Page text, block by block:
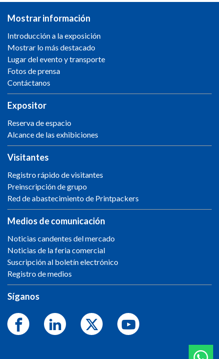
Mostrar información
Introducción a la exposición
Mostrar lo más destacado
Lugar del evento y transporte
Fotos de prensa
Contáctanos
Expositor
Reserva de espacio
Alcance de las exhibiciones
Visitantes
Registro rápido de visitantes
Preinscripción de grupo
Red de abastecimiento de Printpackers
Medios de comunicación
Noticias candentes del mercado
Noticias de la feria comercial
Suscripción al boletín electrónico
Registro de medios
Síganos